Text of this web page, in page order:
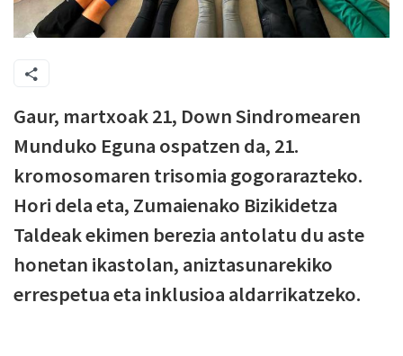
​Gaur, martxoak 21, Down Sindromearen
Munduko Eguna ospatzen da, 21.
kromosomaren trisomia gogorarazteko.
Hori dela eta, Zumaienako Bizikidetza
Taldeak ekimen berezia antolatu du aste
honetan ikastolan, aniztasunarekiko
errespetua eta inklusioa aldarrikatzeko.